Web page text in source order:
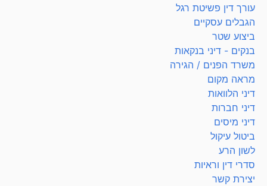
עורך דין פשיטת רגל
הגבלים עסקיים
ביצוע שטר
בנקים - דיני בנקאות
משרד הפנים / הגירה
מראה מקום
דיני הלוואות
דיני חברות
דיני מיסים
ביטול עיקול
לשון הרע
סדרי דין וראיות
יצירת קשר